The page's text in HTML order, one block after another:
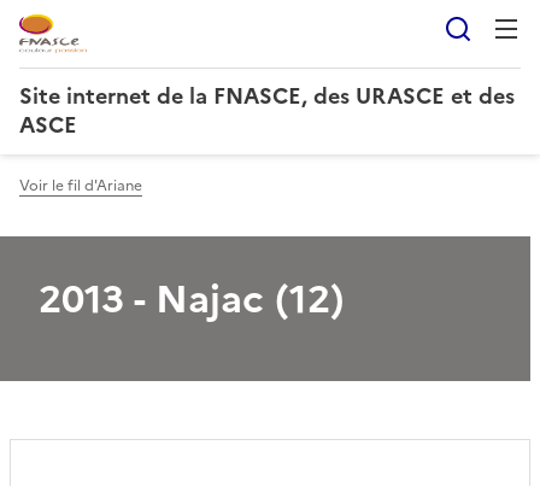
Site internet de la FNASCE, des URASCE et des
ASCE
Voir le fil d'Ariane
2013 - Najac (12)